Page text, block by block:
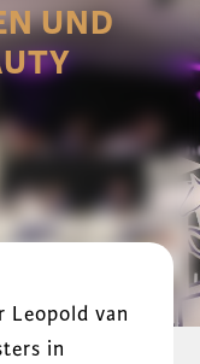
UND
Leopold van
in